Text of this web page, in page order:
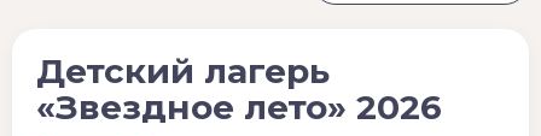
Детский лагерь
«Звездное лето» 2026